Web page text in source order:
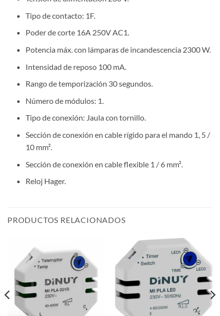
Tipo de contacto: 1F.
Poder de corte 16A 250V AC1.
Potencia máx. con lámparas de incandescencia 2300 W.
Intensidad de reposo 100 mA.
Rango de temporización 30 segundos.
Número de módulos: 1.
Tipo de conexión: Jaula con tornillo.
Sección de conexión en cable rígido para el mando 1, 5 /
10 mm².
Sección de conexión en cable flexible 1 / 6 mm².
Reloj Hager.
PRODUCTOS RELACIONADOS